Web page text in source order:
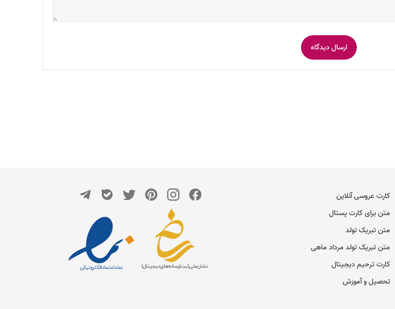
کارت عروسی آنلاین
متن برای کارت پستال
متن تبریک تولد
متن تبریک تولد مرداد ماهی
کارت ترحیم دیجیتال
تحصیل و آموزش